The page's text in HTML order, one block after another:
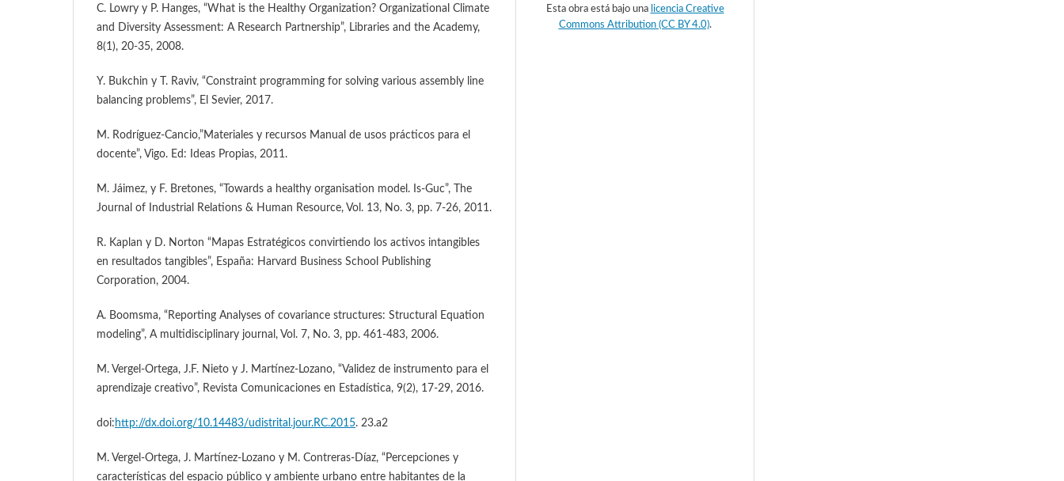
C. Lowry y P. Hanges, “What is the Healthy Organization? Organizational Climate
and Diversity Assessment: A Research Partnership”, Libraries and the Academy,
8(1), 20-35, 2008.
Y. Bukchin y T. Raviv, “Constraint programming for solving various assembly line
balancing problems”, El Sevier, 2017.
M. Rodríguez-Cancio,”Materiales y recursos Manual de usos prácticos para el
docente”, Vigo. Ed: Ideas Propias, 2011.
M. Jáimez, y F. Bretones, “Towards a healthy organisation model. Is-Guc”, The
Journal of Industrial Relations & Human Resource, Vol. 13, No. 3, pp. 7-26, 2011.
R. Kaplan y D. Norton “Mapas Estratégicos convirtiendo los activos intangibles
en resultados tangibles”, España: Harvard Business School Publishing
Corporation, 2004.
A. Boomsma, “Reporting Analyses of covariance structures: Structural Equation
modeling”, A multidisciplinary journal, Vol. 7, No. 3, pp. 461-483, 2006.
M. Vergel-Ortega, J.F. Nieto y J. Martínez-Lozano, “Validez de instrumento para el
aprendizaje creativo”, Revista Comunicaciones en Estadística, 9(2), 17-29, 2016.
doi: http://dx.doi.org/10.14483/udistrital.jour.RC.2015. 23.a2
M. Vergel-Ortega, J. Martínez-Lozano y M. Contreras-Díaz, “Percepciones y
características del espacio público y ambiente urbano entre habitantes de la
Esta obra está bajo una licencia Creative
Commons Attribution (CC BY 4.0).